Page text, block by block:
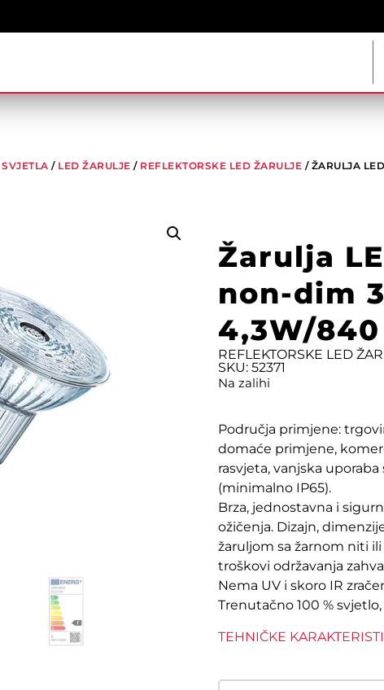
/ LED ŽARULJE / REFLEKTORSKE LED ŽARULJE / ŽARULJA
Žarulja
non-dim
4,3W/840
REFLEKTORSKE LED
SKU: 52371
Na zalihi
Područja primjene:
domaće primjene,
rasvjeta, vanjska
(minimalno IP65).
Brza, jednostavna i
ožičenja. Dizajn,
žaruljom sa žarnom niti
troškovi održavanja
Nema UV i skoro IR
Trenutačno 100 %
TEHNIČKE